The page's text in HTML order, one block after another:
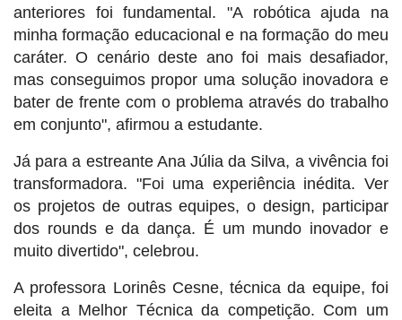
anteriores foi fundamental. "A robótica ajuda na
minha formação educacional e na formação do meu
caráter. O cenário deste ano foi mais desafiador,
mas conseguimos propor uma solução inovadora e
bater de frente com o problema através do trabalho
em conjunto", afirmou a estudante.
Já para a estreante Ana Júlia da Silva, a vivência foi
transformadora. "Foi uma experiência inédita. Ver
os projetos de outras equipes, o design, participar
dos rounds e da dança. É um mundo inovador e
muito divertido", celebrou.
A professora Lorinês Cesne, técnica da equipe, foi
eleita a Melhor Técnica da competição. Com um